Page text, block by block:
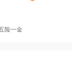
险一金